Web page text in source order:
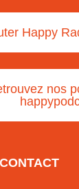
Happy
nos
CONTACT